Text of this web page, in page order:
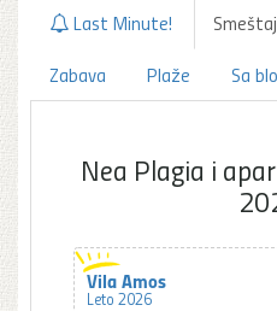
Last Minute! Smeštaj
Zabava
Plaže Sa
Nea Plagia i
Vila Amos
Leto 2026